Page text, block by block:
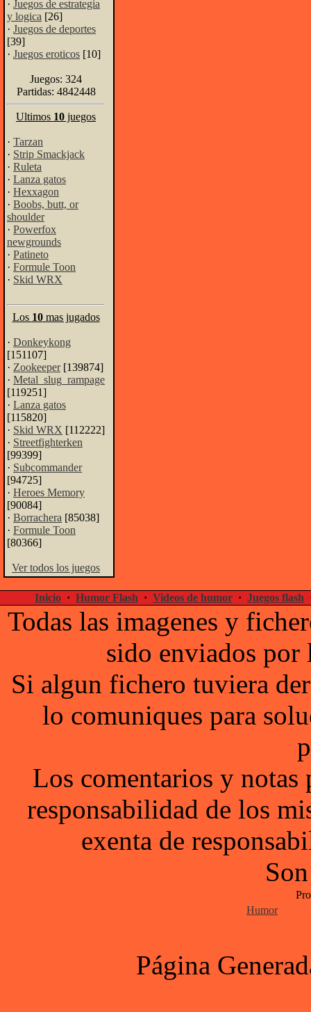
· Juegos de estrategia
y logica [26]
· Juegos de deportes
[39]
· Juegos eroticos [10]
Juegos: 324
Partidas: 4842448
Ultimos 10 juegos
· Tarzan
· Strip Smackjack
· Ruleta
· Lanza gatos
· Hexxagon
· Boobs, butt, or
shoulder
· Powerfox
newgrounds
· Patineto
· Formule Toon
· Skid WRX
Los 10mas jugados
· Donkeykong
[151107]
· Zookeeper[139874]
· Metal_slug_rampage
[119251]
· Lanza gatos
[115820]
· Skid WRX [112222]
· Streetfighterken
[99399]
· Subcommander
[94725]
· Heroes Memory
[90084]
· Borrachera [85038]
· Formule Toon
[80366]
Ver todos los juegos
Inicio · Humor Flash · Videos de humor · Juegos flash
Todas las imagenes y
sido enviados por
Si algun fichero tuviera
lo comuniques para
Los comentarios y notas
responsabilidad de los
exenta de
Humor
Página